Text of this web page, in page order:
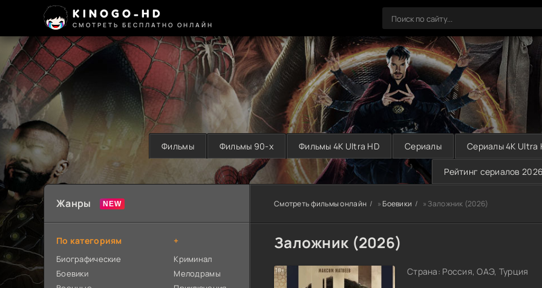
KINOGO-HD
СМОТРЕТЬ БЕСПЛАТНО ОНЛАЙН
Фильмы Фильмы 90-х Фильмы 4K Ultra HD Сериалы Сериалы 4K Ultra
Рейтинг сериалов 2026
Смотреть фильмы онлайн »Боевики » Заложник (2026)
Заложник (2026)
Страна: Россия, ОАЭ, Турция
Жанры
По категориям
Биографические
Боевики
+
Криминал
Мелодрамы